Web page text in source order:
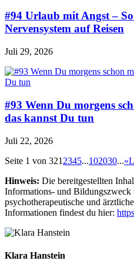
#94 Urlaub mit Angst –
Nervensystem auf Reisen
Juli 29, 2026
#93 Wenn Du morgens
das kannst Du tun
Juli 22, 2026
Seite 1 von 321 2345...102030...»
Hinweis: Die bereitgestellten
Informations- und Bildungszweck
psychotherapeutische und
Informationen findest du hier:
Klara Hanstein